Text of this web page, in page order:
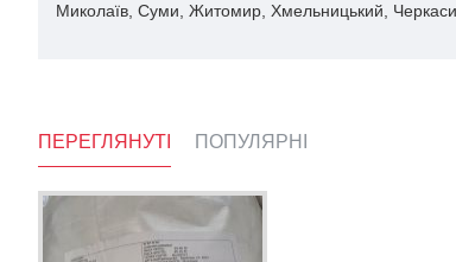
Миколаїв, Суми, Житомир, Хмельницький, Черкаси,
ПЕРЕГЛЯНУТІ ПОПУЛЯРНІ